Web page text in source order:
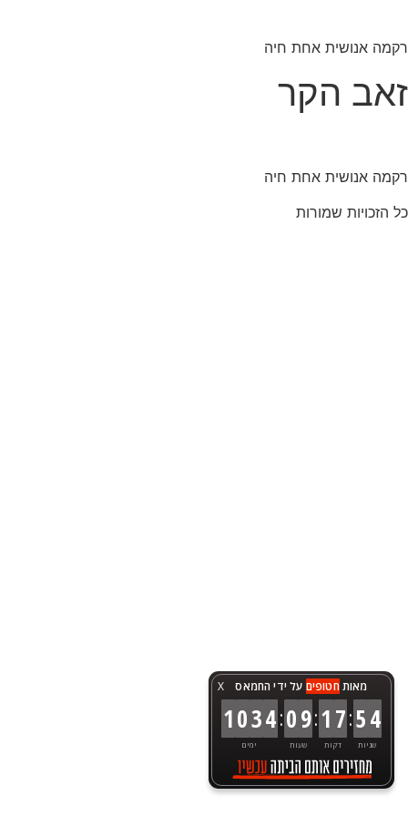
X מאותחטופים על ידי החמאס
1034
ימים
:09
שעות
:17
דקות
:54
שניות
רקמה אנושית אחת חיה
זאב הקר
רקמה אנושית אחת חיה
כל הזכויות שמורות